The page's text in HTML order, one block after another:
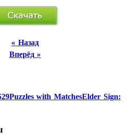
« Назад
Вперёд »
Puzzles with MatchesElder Sign: